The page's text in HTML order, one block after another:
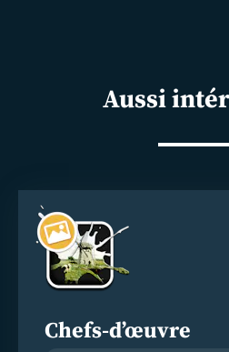
Aussi
Chefs-d’œuvre
savoir
plus